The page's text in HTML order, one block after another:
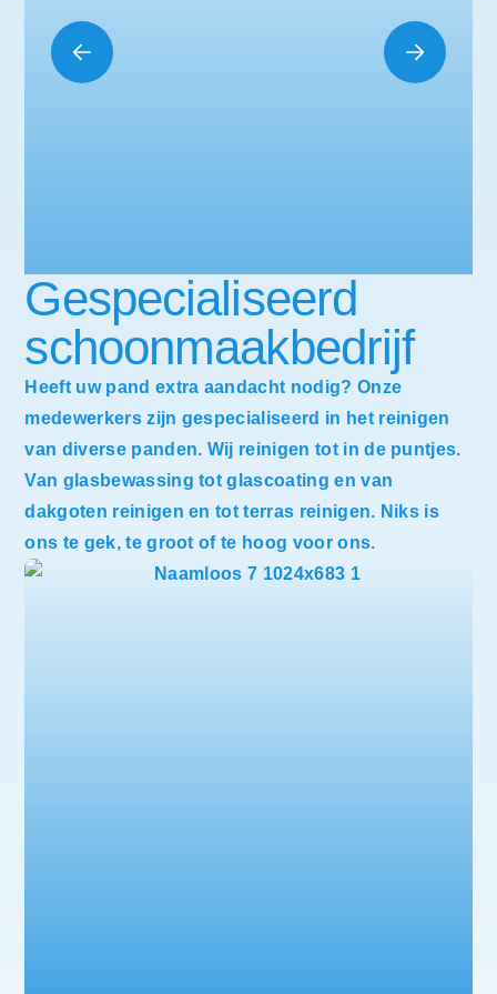
Gespecialiseerd
schoonmaakbedrijf
Heeft uw pand extra aandacht nodig? Onze
medewerkers zijn gespecialiseerd in het reinigen
van diverse panden. Wij reinigen tot in de puntjes.
Van glasbewassing tot glascoating en van
dakgoten reinigen en tot terras reinigen. Niks is
ons te gek, te groot of te hoog voor ons.